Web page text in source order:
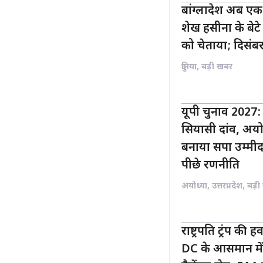
बांग्लादेश अब एक
शेख हसीना के बेटे
को चेताया;
दुनिया, बड़ी खबर
यूपी चुनाव
सियासी दांव,
बनाया सपा
पीछे रणनीति
अयोध्या, उत्तरप्रदेश,
राष्ट्रपति ट्रंप
DC के आसमान